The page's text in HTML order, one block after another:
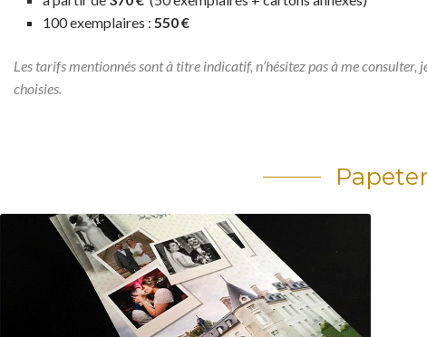
100 exemplaires : 550 €
Les tarifs mentionnés sont à titre indicatif, n’hésitez pas à me
choisies.